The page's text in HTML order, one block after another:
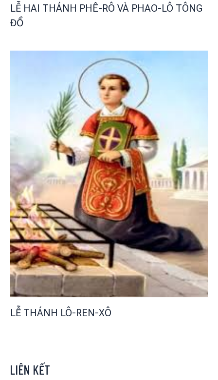
LỄ HAI THÁNH PHÊ-RÔ VÀ PHAO-LÔ TÔNG
ĐỒ
LỄ THÁNH LÔ-REN-XÔ
LIÊN KẾT